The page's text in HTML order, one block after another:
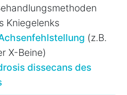
Kniegelenks
(z.B.
X-Beine)
dissecans des